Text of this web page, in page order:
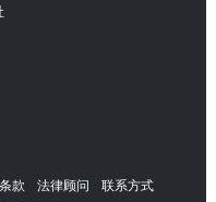
款 法律顾问
联系方式